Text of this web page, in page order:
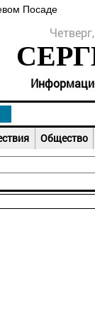
Посаде
Общество